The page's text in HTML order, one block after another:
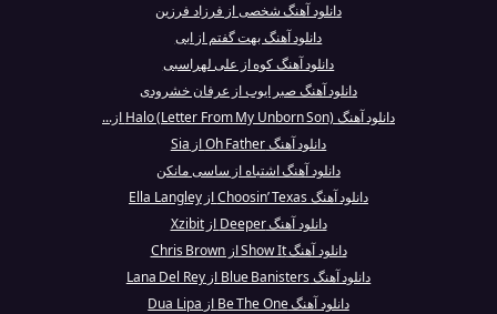
دانلود آهنگ شخصی از فرزاد فرزین
دانلود آهنگ بهت گفتم از ابی
دانلود آهنگ کوه از علی لهراسبی
دانلود آهنگ صبر ایوب از عرفان خشرودی
دانلود آهنگ Halo (Letter From My Unborn Son) از...
دانلود آهنگ Oh Father از Sia
دانلود آهنگ اشتباه از ساسی مانکن
دانلود آهنگ Choosin’ Texas از Ella Langley
دانلود آهنگ Deeper از Xzibit
دانلود آهنگ Show It از Chris Brown
دانلود آهنگ Blue Banisters از Lana Del Rey
دانلود آهنگ Be The One از Dua Lipa